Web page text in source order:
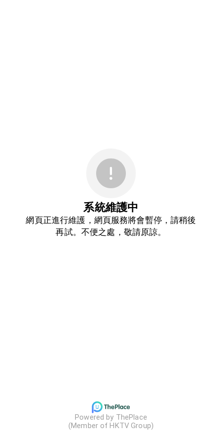
系統維護中
網頁正進行維護，網頁服務將會暫停，請稍後
再試。不便之處，敬請原諒。
Powered by ThePlace
(Member of HKTV Group)